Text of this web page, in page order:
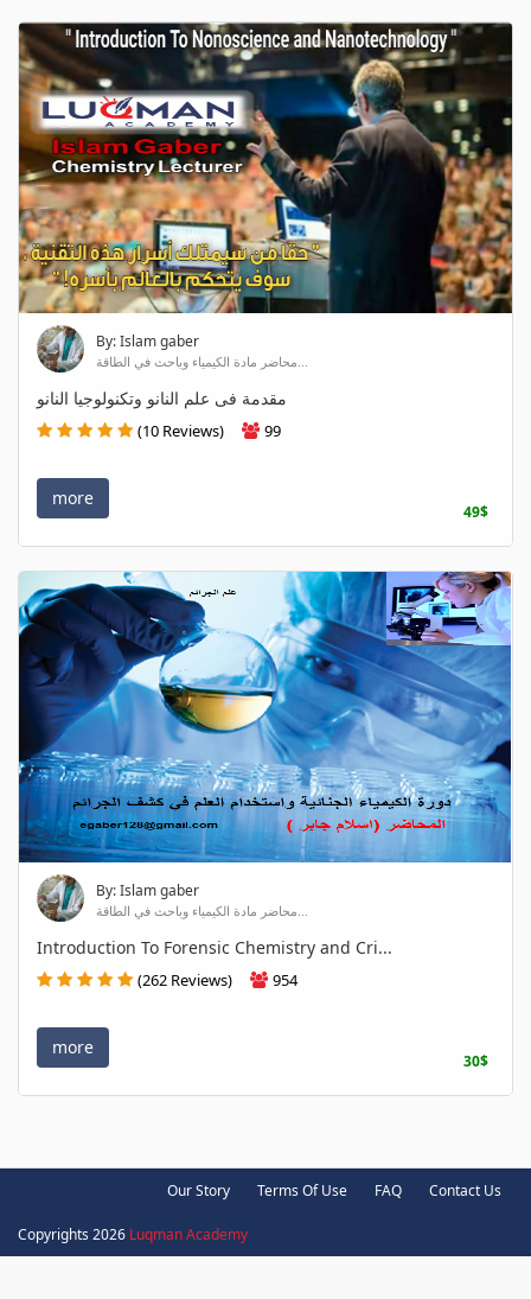
By: Islam gaber
محاضر مادة الكيمياء وباحث في الطاقة...
مقدمة فى علم النانو وتكنولوجيا النانو
(10 Reviews) 99
more
49$
By: Islam gaber
محاضر مادة الكيمياء وباحث في الطاقة...
Introduction To Forensic Chemistry and Cri...
(262 Reviews) 954
more
30$
Our Story Terms Of Use FAQ Contact Us
Copyrights 2026 Luqman Academy